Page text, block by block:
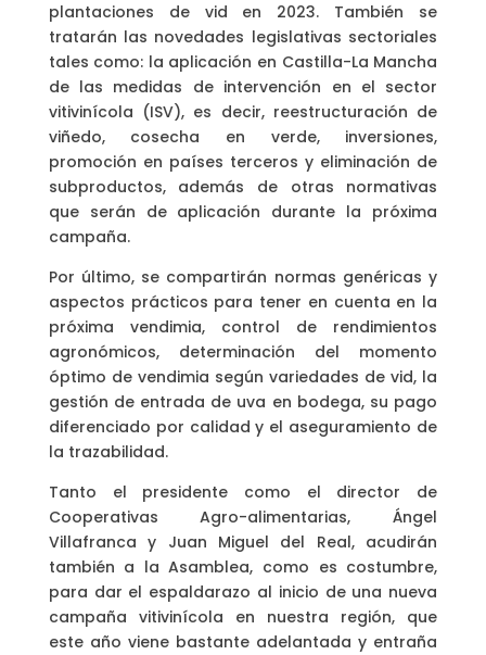
plantaciones de vid en 2023. También se
tratarán las novedades legislativas sectoriales
tales como: la aplicación en Castilla-La Mancha
de las medidas de intervención en el sector
vitivinícola (ISV), es decir, reestructuración de
viñedo, cosecha en verde, inversiones,
promoción en países terceros y eliminación de
subproductos, además de otras normativas
que serán de aplicación durante la próxima
campaña.
Por último, se compartirán normas genéricas y
aspectos prácticos para tener en cuenta en la
próxima vendimia, control de rendimientos
agronómicos, determinación del momento
óptimo de vendimia según variedades de vid, la
gestión de entrada de uva en bodega, su pago
diferenciado por calidad y el aseguramiento de
la trazabilidad.
Tanto el presidente como el director de
Cooperativas Agro-alimentarias, Ángel
Villafranca y Juan Miguel del Real, acudirán
también a la Asamblea, como es costumbre,
para dar el espaldarazo al inicio de una nueva
campaña vitivinícola en nuestra región, que
este año viene bastante adelantada y entraña